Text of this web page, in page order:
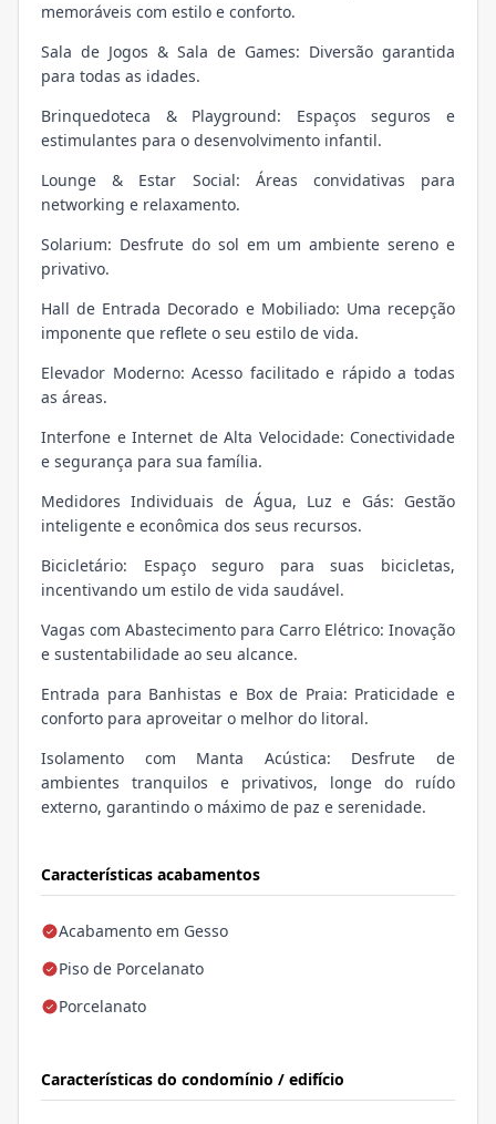
Características acabamentos
Acabamento em Gesso
Piso de Porcelanato
Porcelanato
Características do condomínio / edifício
memoráveis com estilo e conforto.
Sala de Jogos & Sala de Games: Diversão garantida
para todas as idades.
Brinquedoteca & Playground: Espaços seguros e
estimulantes para o desenvolvimento infantil.
Lounge & Estar Social: Áreas convidativas para
networking e relaxamento.
Solarium: Desfrute do sol em um ambiente sereno e
privativo.
Hall de Entrada Decorado e Mobiliado: Uma recepção
imponente que reflete o seu estilo de vida.
Elevador Moderno: Acesso facilitado e rápido a todas
as áreas.
Interfone e Internet de Alta Velocidade: Conectividade
e segurança para sua família.
Medidores Individuais de Água, Luz e Gás: Gestão
inteligente e econômica dos seus recursos.
Bicicletário: Espaço seguro para suas bicicletas,
incentivando um estilo de vida saudável.
Vagas com Abastecimento para Carro Elétrico: Inovação
e sustentabilidade ao seu alcance.
Entrada para Banhistas e Box de Praia: Praticidade e
conforto para aproveitar o melhor do litoral.
Isolamento com Manta Acústica: Desfrute de
ambientes tranquilos e privativos, longe do ruído
externo, garantindo o máximo de paz e serenidade.